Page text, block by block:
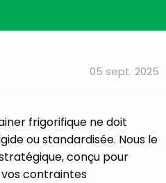
05 sept. 2025
frigorifique ne doit
ou standardisée. Nous le
conçu pour
contraintes